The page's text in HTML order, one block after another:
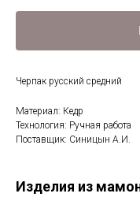
Черпак русский средний
Материал: Кедр
Технология: Ручная работа
Поставщик: Синицын А.И.
Изделия из